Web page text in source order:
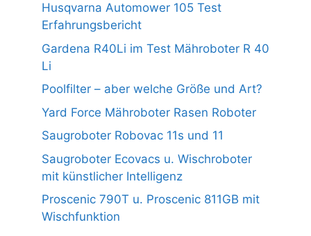
Husqvarna Automower 105 Test
Erfahrungsbericht
Gardena R40Li im Test Mähroboter R 40
Li
Poolfilter – aber welche Größe und Art?
Yard Force Mähroboter Rasen Roboter
Saugroboter Robovac 11s und 11
Saugroboter Ecovacs u. Wischroboter
mit künstlicher Intelligenz
Proscenic 790T u. Proscenic 811GB mit
Wischfunktion